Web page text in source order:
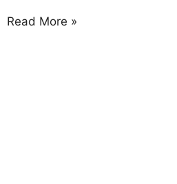
Read More »